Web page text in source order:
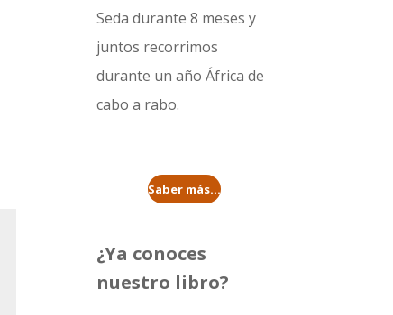
Seda durante 8 meses y
juntos recorrimos
durante un añoÁfrica de
cabo a rabo.
Saber más...
¿Ya conoces
nuestro libro?